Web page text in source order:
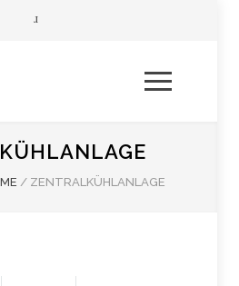
/ ZENTRALKÜHLANLAGE